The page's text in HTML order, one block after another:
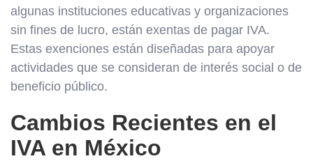
algunas instituciones educativas y organizaciones
sin fines de lucro, están exentas de pagar IVA.
Estas exenciones están diseñadas para apoyar
actividades que se consideran de interés social o de
beneficio público.
Cambios Recientes en el
IVA en México